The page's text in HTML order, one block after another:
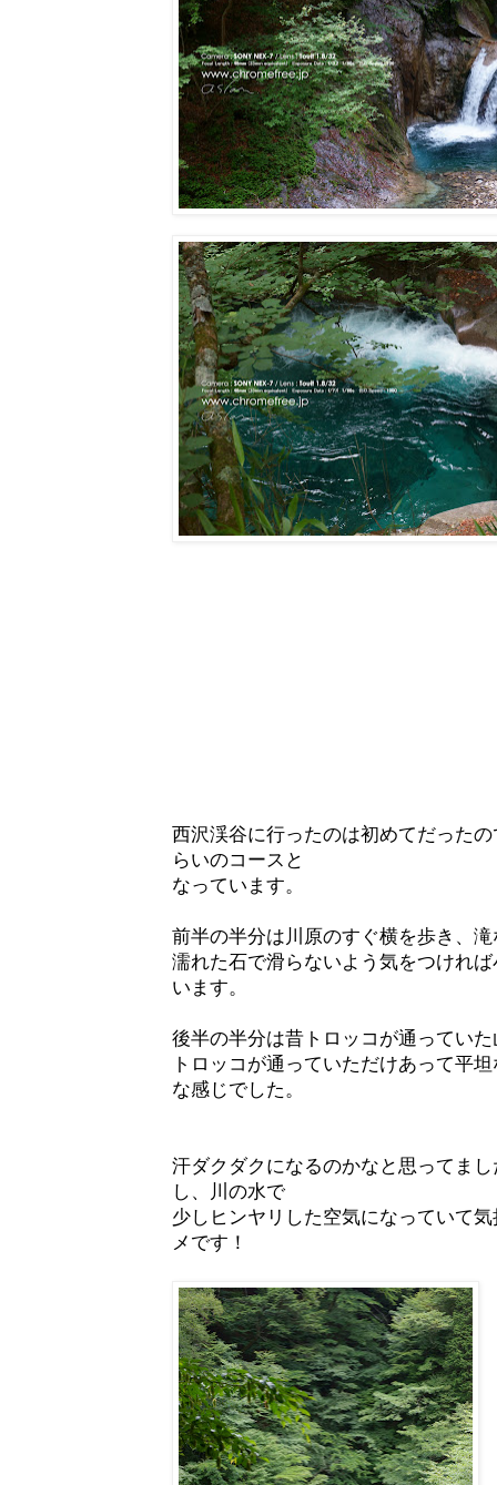
西沢渓谷に行ったのは初めてだった
らいのコースと
なっています。
前半の半分は川原のすぐ横を歩き、
濡れた石で滑らないよう気をつけれ
います。
後半の半分は昔トロッコが通ってい
トロッコが通っていただけあって平
な感じでした。
汗ダクダクになるのかなと思ってま
し、川の水で
少しヒンヤリした空気になっていて
メです！